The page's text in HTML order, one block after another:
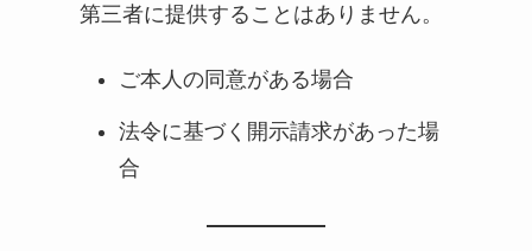
第三者に提供することはありません。
ご本人の同意がある場合
法令に基づく開示請求があった場
合